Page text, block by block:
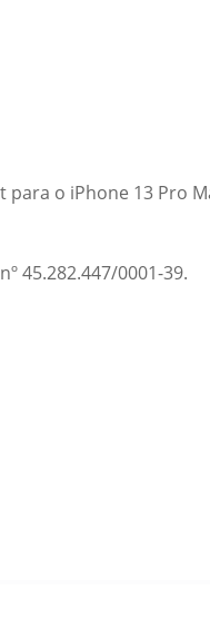
o iPhone 13 Pro
nº 45.282.447/0001-39.